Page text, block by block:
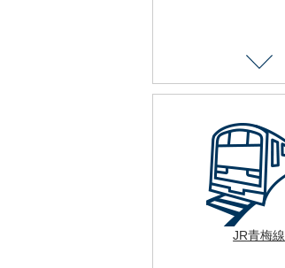
JR青梅線